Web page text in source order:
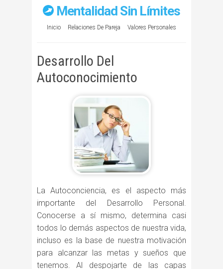
Mentalidad Sin Límites
Inicio Relaciones De Pareja Valores Personales
Desarrollo Del
Autoconocimiento
La Autoconciencia, es el aspecto más
importante del Desarrollo Personal.
Conocerse a sí mismo, determina casi
todos lo demás aspectos de nuestra vida,
incluso es la base de nuestra motivación
para alcanzar las metas y sueños que
tenemos. Al despojarte de las capas